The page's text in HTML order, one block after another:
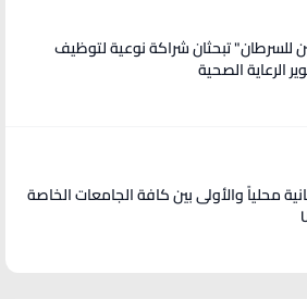
تبحثان شراكة نوعية لتوظيف
الرعاية الصحية
محلياً والأولى بين كافة الجامعات الخاصة